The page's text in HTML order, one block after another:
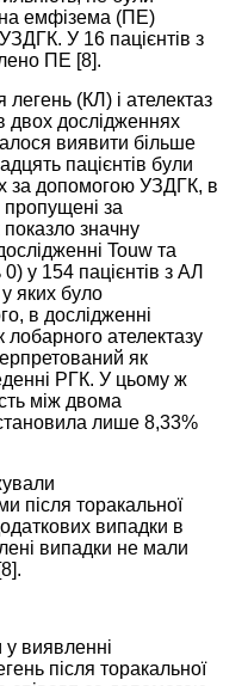
емфізема (ПЕ)
УЗДГК. У 16 пацієнтів з
ПЕ [8].
легень (КЛ) і ателектаз
двох дослідженнях
виявити більше
пацієнтів були
за допомогою УЗДГК, в
пропущені за
значну
Touw та
у 154 пацієнтів з АЛ
яких було
в дослідженні
лобарного ателектазу
як
РГК. У цьому ж
між двома
лише 8,33%
після торакальної
випадки в
випадки не мали
8].
виявленні
після торакальної